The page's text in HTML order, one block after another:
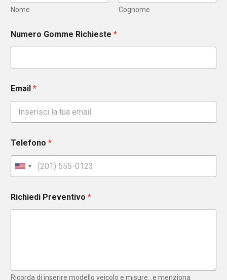
Nome Cognome
Numero Gomme Richieste *
Email *
Telefono *
U
n
t
e
e
Richiedi Preventivo *
Ricorda di inserire modello veicolo e misure...e menziona